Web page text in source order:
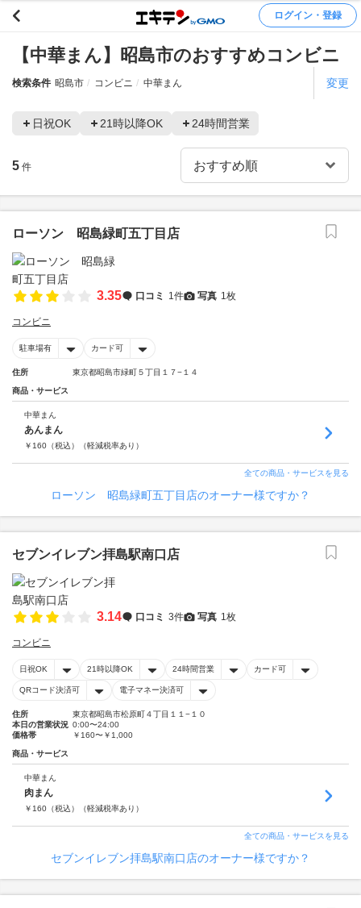
ログイン・登録
【中華まん】昭島市のおすすめコンビニ
検索条件 昭島市 コンビニ 中華まん 変更
日祝OK 21時以降OK 24時間営業
5 件
ローソン 昭島緑町五丁目店
3.35 口コミ 1件 写真 1枚
コンビニ
駐車場有 カード可
住所 東京都昭島市緑町５丁目１７−１４
商品・サービス
中華まん
あんまん
￥ 160 （税込） （軽減税率あり）
全ての商品・サービスを見る
ローソン 昭島緑町五丁目店のオーナー様ですか？
セブンイレブン拝島駅南口店
3.14 口コミ 3件 写真 1枚
コンビニ
日祝OK 21時以降OK 24時間営業 カード可
QRコード決済可 電子マネー決済可
住所
東京都昭島市松原町４丁目１１−１０
本日の営業状況 0:00〜24:00
価格帯
￥160〜￥1,000
商品・サービス
中華まん
肉まん
￥ 160 （税込） （軽減税率あり）
全ての商品・サービスを見る
セブンイレブン拝島駅南口店のオーナー様ですか？